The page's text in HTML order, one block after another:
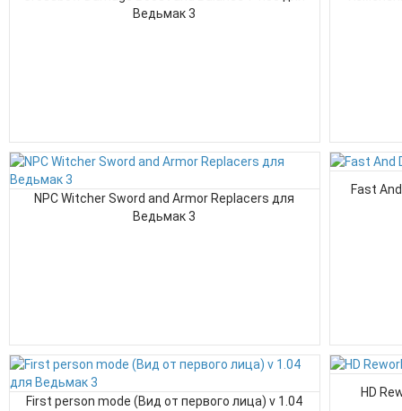
Ведьмак 3
NPC Witcher Sword and Armor Replacers для
Ведьмак 3
Fast
First person mode (Вид от первого лица) v 1.04
HD